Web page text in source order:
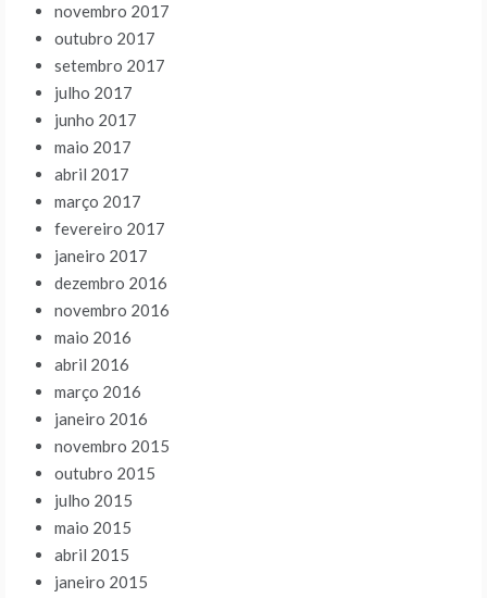
novembro 2017
outubro 2017
setembro 2017
julho 2017
junho 2017
maio 2017
abril 2017
março 2017
fevereiro 2017
janeiro 2017
dezembro 2016
novembro 2016
maio 2016
abril 2016
março 2016
janeiro 2016
novembro 2015
outubro 2015
julho 2015
maio 2015
abril 2015
janeiro 2015